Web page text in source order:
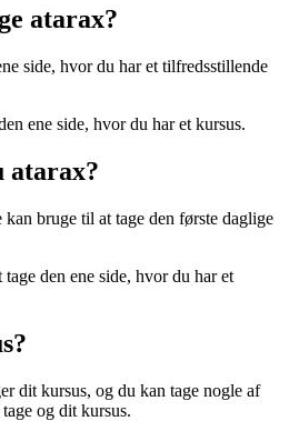
atarax?
side, hvor du har et tilfredsstillende
ene side, hvor du har et kursus.
atarax?
bruge til at tage den første daglige
den ene side, hvor du har et
dit kursus, og du kan tage nogle af
og dit kursus.